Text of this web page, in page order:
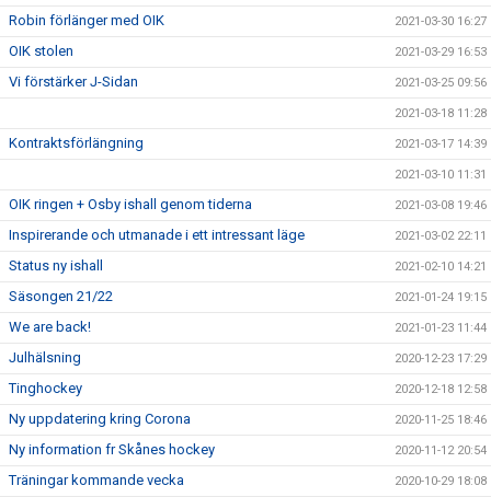
Robin förlänger med OIK 2021-03-30 16:27
OIK stolen 2021-03-29 16:53
Vi förstärker J-Sidan 2021-03-25 09:56
2021-03-18 11:28
Kontraktsförlängning 2021-03-17 14:39
2021-03-10 11:31
OIK ringen + Osby ishall genom tiderna 2021-03-08 19:46
Inspirerande och utmanade i ett intressant läge 2021-03-02 22:11
Status ny ishall 2021-02-10 14:21
Säsongen 21/22 2021-01-24 19:15
We are back! 2021-01-23 11:44
Julhälsning 2020-12-23 17:29
Tinghockey 2020-12-18 12:58
Ny uppdatering kring Corona 2020-11-25 18:46
Ny information fr Skånes hockey 2020-11-12 20:54
Träningar kommande vecka 2020-10-29 18:08